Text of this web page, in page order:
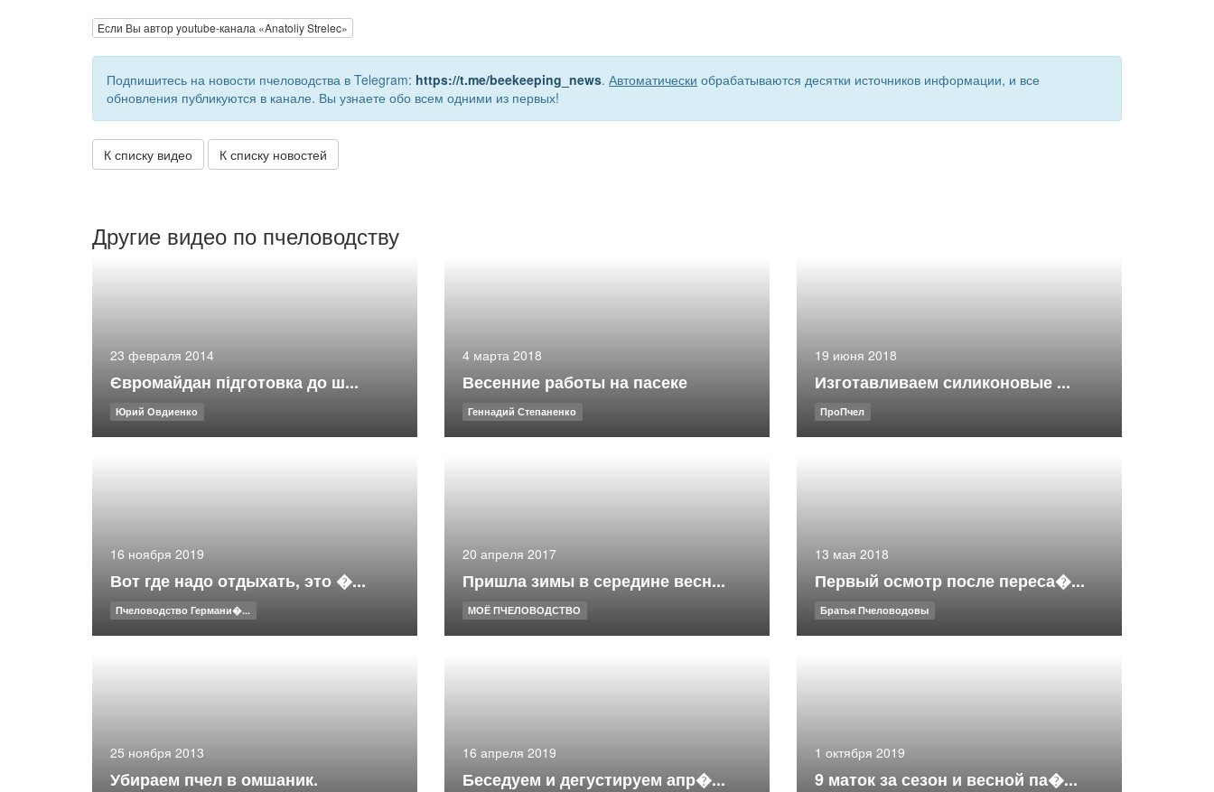
Если Вы автор youtube-канала «Anatoliy Strelec»
Подпишитесь на новости пчеловодства в Telegram: https://t.me/beekeeping_news. Автоматически обрабатываются десятки источников информации, и все
обновления публикуются в канале. Вы узнаете обо всем одними из первых!
К списку видео К списку новостей
Другие видео по пчеловодству
23 февраля 2014
Євромайдан підготовка до ш...
Юрий Овдиенко
4 марта 2018
Весенние работы на пасеке
Геннадий Степаненко
19 июня 2018
Изготавливаем силиконовые ...
ПроПчел
16 ноября 2019
Вот где надо отдыхать, это �...
Пчеловодство Германи�...
20 апреля 2017
Пришла зимы в середине весн...
МОЁ ПЧЕЛОВОДСТВО
13 мая 2018
Первый осмотр после переса�...
Братья Пчеловодовы
25 ноября 2013
Убираем пчел в омшаник.
16 апреля 2019
Беседуем и дегустируем апр�...
1 октября 2019
9 маток за сезон и весной па�...